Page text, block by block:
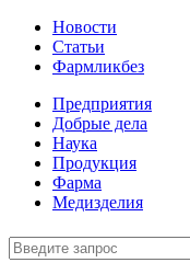
Новости
Статьи
Фармликбез
Предприятия
Добрые дела
Наука
Продукция
Фарма
Медизделия